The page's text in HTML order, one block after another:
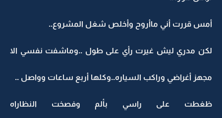
أمس قررت أني ماأروح وأخلص شغل المشروع..
لكن مدري ليش غيرت رأي على طول ..وماشفت نفسي الا
مجهز أغراضي وراكب السياره..وكلها أربع ساعات وواصل ..
ظغطت على راسي بألم وفصخت النظاراه